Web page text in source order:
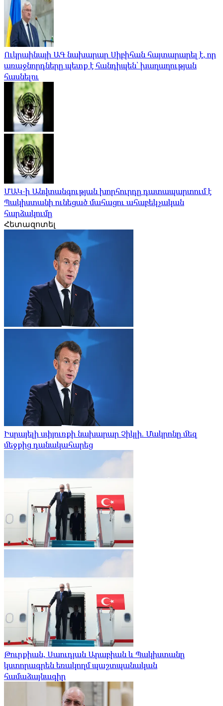
Ուկրաինայի ԱԳ նախարար Սիբիհան հայտարարել է, որ
առաջնորդները պետք է հանդիպեն՝ խաղաղության
հասնելու
ՄԱԿ-ի Անվտանգության խորհուրդը դատապարտում է
Պակիստանի ունեցած մահացու ահաբեկչական
հարձակումը
Հետազոտել
Իսրայելի սփյուռքի նախարար Չիկլի. Մակրոնը մեզ
մեջքից դանակահարեց
Թուրքիան, Սաուդյան Արաբիան և Պակիստանը
կստորագրեն եռակողմ պաշտպանական
համաձայնագիր